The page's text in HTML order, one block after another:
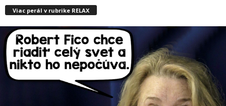
Viac perál v rubrike RELAX